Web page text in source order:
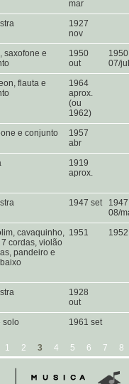
mar
1927
nov
saxofone e
1950
out
1950
07/jul
flauta e
1964
aprox.
(ou
1962)
e conjunto
1957
abr
1919
aprox.
1947 set
1947
08/
cavaquinho,
cordas, violão
pandeiro e
1951 1952
1928
out
solo 1961 set
1 2 3 4 5 6 7 8